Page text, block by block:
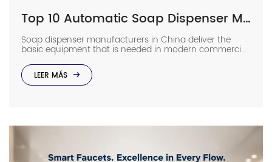
Top 10 Automatic Soap Dispenser Manufacturers in China
Soap dispenser manufacturers in China deliver the
basic equipment that is needed in modern commercial
bathrooms where hygiene stands first and foremost. In
places such as airports, even a failure of one sensor
causes the soap to run out and makes the floor
slippery right away. The choice of suppliers depending
LEER MÁS